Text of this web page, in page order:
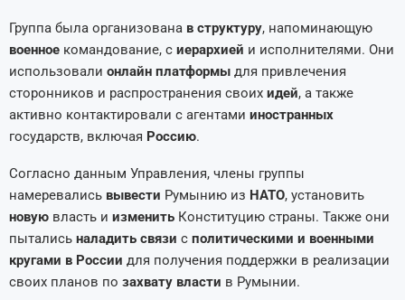
Группа была организована в структуру, напоминающую
военное командование, с иерархией и исполнителями. Они
использовали онлайн платформы для привлечения
сторонников и распространения своих идей, а также
активно контактировали с агентами иностранных
государств, включая Россию.
Согласно данным Управления, члены группы
намеревались вывести Румынию из НАТО, установить
новую власть и изменить Конституцию страны. Также они
пытались наладить связи с политическими и военными
кругами в России для получения поддержки в реализации
своих планов по захвату власти в Румынии.